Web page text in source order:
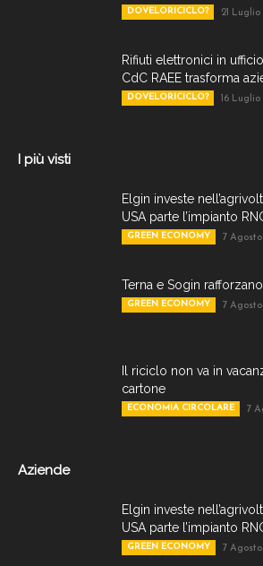
DOVELORICICLO? 21 Luglio
Rifiuti elettronici in
CdC RAEE trasforma
DOVELORICICLO? 16
I più visti
Elgin investe
USA parte l’impianto
GREEN ECONOMY 7
Terna e Sogin
GREEN ECONOMY 7
Il riciclo non va in
cartone
ECONOMIA CIRCOLARE 7
Aziende
Elgin investe
USA parte l’impianto
GREEN ECONOMY 7